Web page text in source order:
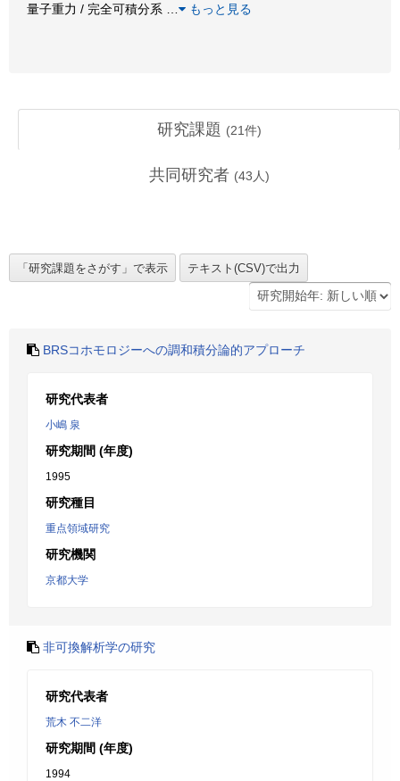
量子重力 / 完全可積分系
もっと見る
研究課題 (21件)
共同研究者 (43 人)
BRSコホモロジーへの調和積分論的アプローチ
研究代表者
小嶋 泉
研究期間 (年度)
1995
研究種目
重点領域研究
研究機関
京都大学
非可換解析学の研究
研究代表者
荒木 不二洋
研究期間 (年度)
1994